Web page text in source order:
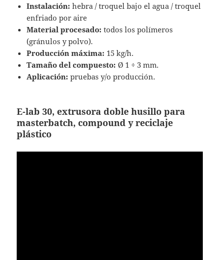
Instalación: hebra / troquel bajo el agua / troquel
enfriado por aire
Material procesado: todos los polímeros
(gránulos y polvo).
Producción máxima: 15 kg/h.
Tamaño del compuesto: Ø 1 ÷ 3 mm.
Aplicación: pruebas y/o producción.
E-lab 30,extrusora doble husillo para
masterbatch, compound y reciclaje
plástico